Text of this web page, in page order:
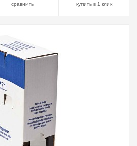
сравнить купить в 1 клик